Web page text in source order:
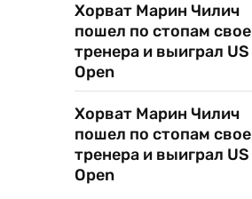
Хорват Марин Чилич
пошел по стопам
тренера и выиграл US
Open
Хорват Марин Чилич
пошел по стопам
тренера и выиграл US
Open